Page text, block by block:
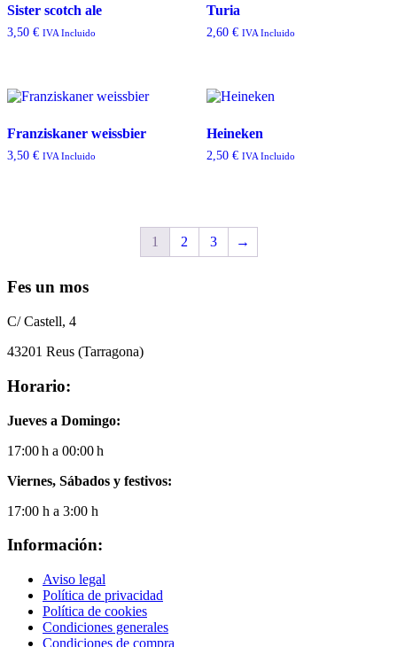
Sister scotch ale
3,50 € IVA Incluido
Turia
2,60 € IVA Incluido
Franziskaner weissbier
3,50 € IVA Incluido
Heineken
2,50 € IVA Incluido
1 2 3 →
Fes un mos
C/ Castell, 4
43201 Reus (Tarragona)
Horario:
Jueves a Domingo:
17:00 h a 00:00 h
Viernes, Sábados y festivos:
17:00 h a 3:00 h
Información:
Aviso legal
Política de privacidad
Política de cookies
Condiciones generales
Condiciones de compra